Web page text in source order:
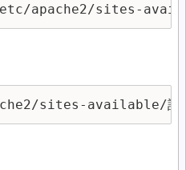
apache2/sites-
sites-available/設定